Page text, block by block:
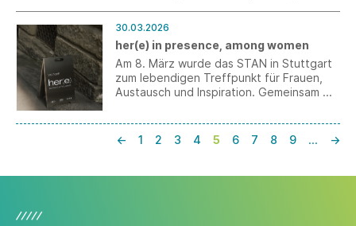
das Jahr 2030.
30.03.2026
her(e) in presence, among women
Am 8. März wurde das STAN in Stuttgart
zum lebendigen Treffpunkt für Frauen,
Austausch und Inspiration. Gemeinsam mit
LUISA CERANO zu einem kuratierten
Event ein, das Mode, Mindfulness und
Community miteinander verband.
← 1 2 3 4 5 6 7 8 9 … →